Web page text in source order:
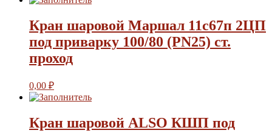
Кран шаровой Маршал 11с67п 2ЦП
под приварку 100/80 (PN25) ст.
проход
0,00 ₽
Кран шаровой ALSO КШП под